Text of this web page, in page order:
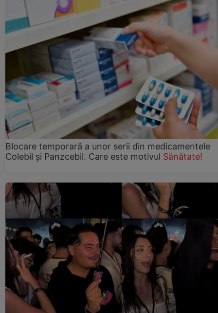
Blocare temporară a unor serii din medicamentele
Colebil și Panzcebil. Care este motivul Sănătate!